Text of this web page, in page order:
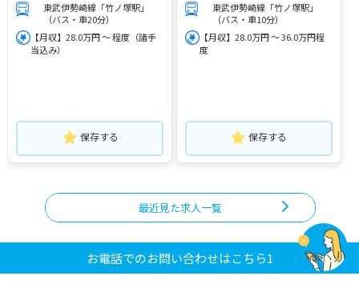
東武伊勢崎線「竹ノ塚駅」
（バス・車20分）
【月収】28.0万円 ～ 程度（諸手
当込み）
保存する
東武伊勢崎線「竹ノ塚駅」
（バス・車10分）
【月収】28.0万円 ～ 36.0万円程
度
保存する
最近見た求人一覧
お電話でのお問い合わせはこちら1